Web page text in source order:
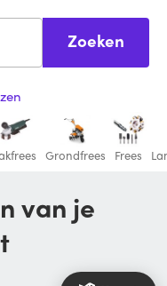
Zoeken
Grondfrees Frees